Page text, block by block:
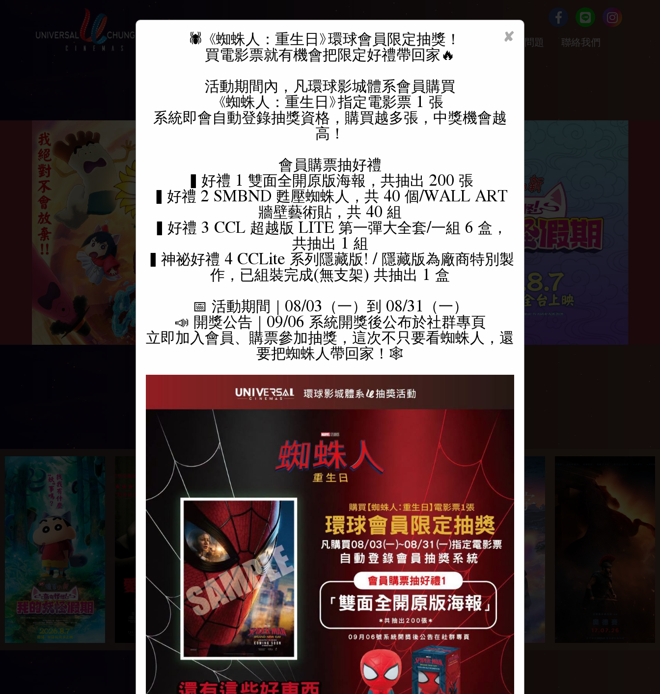
關於我們 電影介紹 活動快訊 時刻查詢 線上訂票/加入會員 常見問題 聯絡我們
時刻查詢
現正熱映 即將上映
✘
🕷️ 《蜘蛛人：重生日》環球會員限定抽獎！
買電影票就有機會把限定好禮帶回家🔥
活動期間內，凡環球影城體系會員購買
《蜘蛛人：重生日》指定電影票 1 張
系統即會自動登錄抽獎資格，購買越多張，中獎機會越
高！
會員購票抽好禮
▍好禮 1 雙面全開原版海報，共抽出 200 張
▍好禮 2 SMBND 甦壓蜘蛛人，共 40 個/WALL ART
牆壁藝術貼，共 40 組
▍好禮 3 CCL 超越版 LITE 第一彈大全套/一組 6 盒，
共抽出 1 組
▍神祕好禮 4 CCLite 系列隱藏版! / 隱藏版為廠商特別製
作，已組裝完成(無支架) 共抽出 1 盒
📅 活動期間｜08/03（一）到 08/31（一）
📣 開獎公告｜09/06 系統開獎後公布於社群專頁
立即加入會員、購票參加抽獎，這次不只要看蜘蛛人，還
要把蜘蛛人帶回家！🕸️